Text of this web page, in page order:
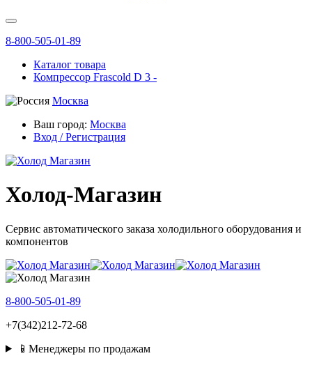
8-800-505-01-89
Каталог товара
Компрессор Frascold D 3 -
Москва
Ваш город: Москва
Вход / Регистрация
Холод-Магазин
Сервис автоматического заказа холодильного оборудования и
компонентов
8-800-505-01-89
+7(342)212-72-68
📱Менеджеры по продажам